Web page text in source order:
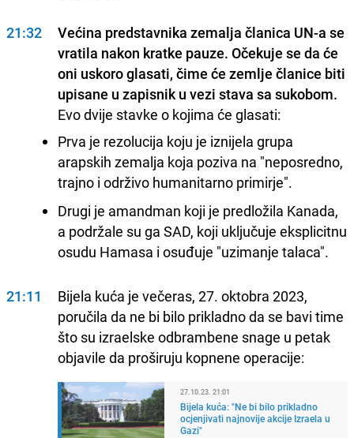
21:32
Većina predstavnika zemalja članica UN-a se
vratila nakon kratke pauze. Očekuje se da će
oni uskoro glasati, čime će zemlje članice biti
upisane u zapisnik u vezi stava sa sukobom.
Evo dvije stavke o kojima će glasati:
Prva je rezolucija koju je iznijela grupa
arapskih zemalja koja poziva na "neposredno,
trajno i održivo humanitarno primirje".
Drugi je amandman koji je predložila Kanada,
a podržale su ga SAD, koji uključuje eksplicitnu
osudu Hamasa i osuđuje "uzimanje talaca".
21:11
Bijela kuća je večeras, 27. oktobra 2023,
poručila da ne bi bilo prikladno da se bavi time
što su izraelske odbrambene snage u petak
objavile da proširuju kopnene operacije:
27.10.23. 21:01
Bijela kuća: "Ne bi bilo prikladno
ocjenjivati ​​najnovije akcije Izraela u
Gazi"